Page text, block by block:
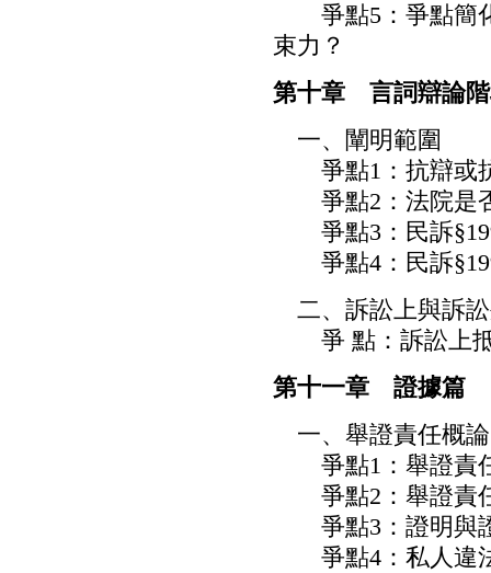
爭點5：爭點簡化
束力？
第十章 言詞辯論
一、闡明範圍
爭點1：抗辯或
爭點2：法院是否
爭點3：民訴
爭點4：民訴
二、訴訟上與訴
爭 點：訴訟上抵
第十一章 證據篇
一、舉證責任概論
爭點1：舉證責任
爭點2：舉證責
爭點3：證明與
爭點4：私人違